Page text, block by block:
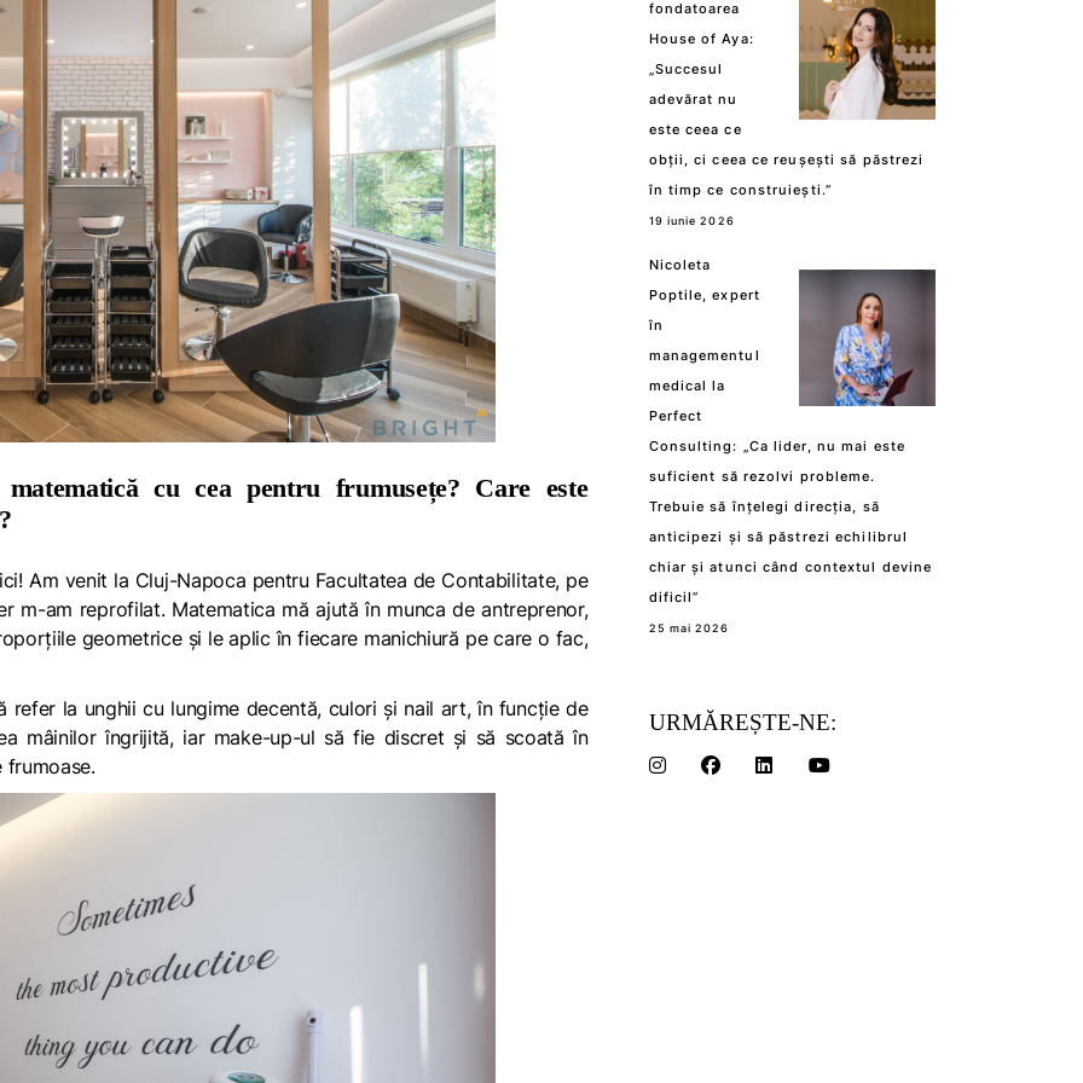
cu cea pentru frumusețe? Care este
Am venit la Cluj-Napoca pentru Facultatea de Contabilitate, pe
m-am reprofilat. Matematica mă ajută în munca de antreprenor,
geometrice și le aplic în fiecare manichiură pe care o fac,
refer la unghii cu lungime decentă, culori și nail art, în funcție de
mâinilor îngrijită, iar make-up-ul să fie discret și să scoată în
frumoase.
fondatoarea
House of Aya:
„Succesul
adevărat nu
este ceea ce
obții, ci ceea ce reușești să păstrezi
în timp ce construiești.”
19 iunie 2026
Nicoleta
Poptile, expert
în
managementul
medical la
Perfect
Consulting: „Ca lider, nu mai este
suficient să rezolvi probleme.
Trebuie să înțelegi direcția, să
anticipezi și să păstrezi echilibrul
chiar și atunci când contextul devine
dificil”
25 mai 2026
URMĂREȘTE-NE: